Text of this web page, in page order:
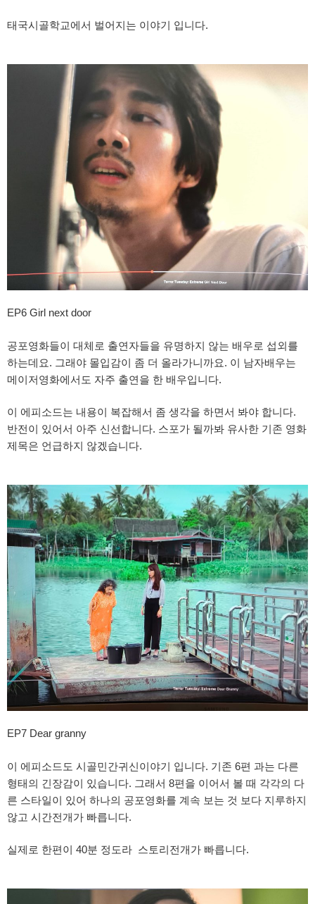
태국시골학교에서 벌어지는 이야기 입니다.
EP6 Girl next door
공포영화들이 대체로 출연자들을 유명하지 않는 배우로 섭외를
하는데요. 그래야 몰입감이 좀 더 올라가니까요. 이 남자배우는
메이저영화에서도 자주 출연을 한 배우입니다.
이 에피소드는 내용이 복잡해서 좀 생각을 하면서 봐야 합니다.
반전이 있어서 아주 신선합니다. 스포가 될까봐 유사한 기존 영화
제목은 언급하지 않겠습니다.
EP7 Dear granny
이 에피소드도 시골민간귀신이야기 입니다. 기존 6편 과는 다른
형태의 긴장감이 있습니다. 그래서 8편을 이어서 볼 때 각각의 다
른 스타일이 있어 하나의 공포영화를 계속 보는 것 보다 지루하지
않고 시간전개가 빠릅니다.
실제로 한편이 40분 정도라 스토리전개가 빠릅니다.